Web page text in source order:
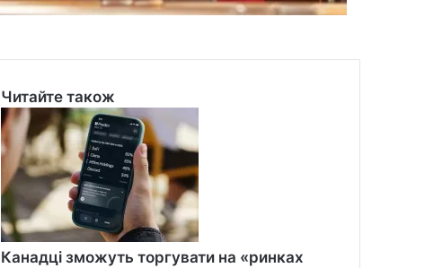
Читайте також
Close
Канадці зможуть торгувати на «ринках